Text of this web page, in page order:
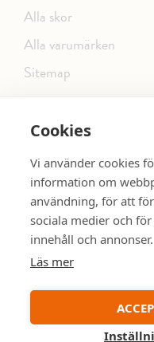
Cookies
Vi använder cookies
information om
användning, för att
sociala medier och
innehåll och annonser.
Läs mer
Alla skor
Alla varumärken
Sitemap
FÖLJ OSS PÅ SOCIALA
SE MER SKOR: dinsko.se